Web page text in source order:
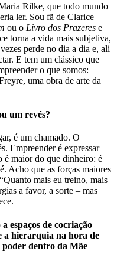
Rilke, que todo mundo
ler. Sou fã de Clarice
ou o Livro dos Prazeres e
torna a vida mais subjetiva,
perde no dia a dia e, ali
E tem um clássico que
o que somos:
uma obra de arte da
um revés?
é um chamado. O
Empreender é expressar
é maior do que dinheiro: é
Acho que as forças maiores
mais eu treino, mais
a favor, a sorte – mas
espaços de cocriação
a hierarquia na hora de
poder dentro da Mãe